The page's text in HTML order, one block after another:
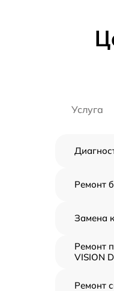
Услуга
Ремонт
Замена
Ремонт
VISION
Ремонт